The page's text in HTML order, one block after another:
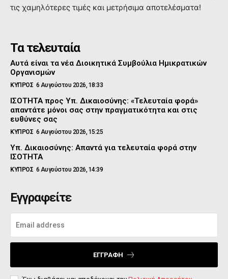
τις χαμηλότερες τιμές και μετρήσιμα αποτελέσματα!
Τα τελευταία
Αυτά είναι τα νέα Διοικητικά Συμβούλια Ημικρατικών
Οργανισμών
ΚΥΠΡΟΣ 6 Αυγούστου 2026, 18:33
ΙΣΟΤΗΤΑ προς Υπ. Δικαιοσύνης: «Τελευταία φορά»
απαντάτε μόνοι σας στην πραγματικότητα και στις
ευθύνες σας
ΚΥΠΡΟΣ 6 Αυγούστου 2026, 15:25
Υπ. Δικαιοσύνης: Απαντά για τελευταία φορά στην
ΙΣΟΤΗΤΑ
ΚΥΠΡΟΣ 6 Αυγούστου 2026, 14:39
Εγγραφείτε
ΕΓΓΡΑΦΉ